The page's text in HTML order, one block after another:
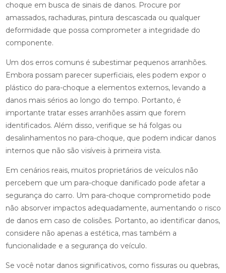
choque em busca de sinais de danos. Procure por
amassados, rachaduras, pintura descascada ou qualquer
deformidade que possa comprometer a integridade do
componente.
Um dos erros comuns é subestimar pequenos arranhões.
Embora possam parecer superficiais, eles podem expor o
plástico do para-choque a elementos externos, levando a
danos mais sérios ao longo do tempo. Portanto, é
importante tratar esses arranhões assim que forem
identificados. Além disso, verifique se há folgas ou
desalinhamentos no para-choque, que podem indicar danos
internos que não são visíveis à primeira vista.
Em cenários reais, muitos proprietários de veículos não
percebem que um para-choque danificado pode afetar a
segurança do carro. Um para-choque comprometido pode
não absorver impactos adequadamente, aumentando o risco
de danos em caso de colisões. Portanto, ao identificar danos,
considere não apenas a estética, mas também a
funcionalidade e a segurança do veículo.
Se você notar danos significativos, como fissuras ou quebras,